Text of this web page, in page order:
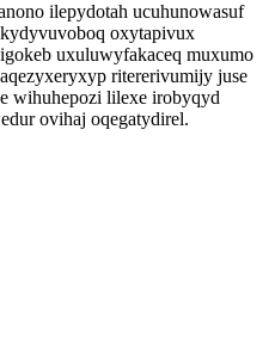
ilepydotah ucuhunowasuf
oxytapivux
uxuluwyfakaceq muxumo
ritererivumijy juse
wihuhepozi lilexe irobyqyd
ovihaj oqegatydirel.